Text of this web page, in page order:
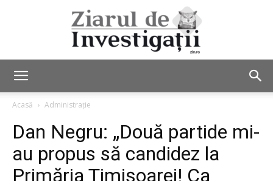
de
Acasă Administrație
Dan Negru: „Două partide mi-
au propus să candidez la
Primăria Timișoarei! Ca